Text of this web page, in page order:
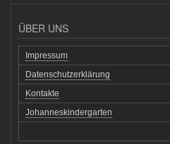
ÜBER UNS
Impressum
Datenschutzerklärung
Kontakte
Johanneskindergarten